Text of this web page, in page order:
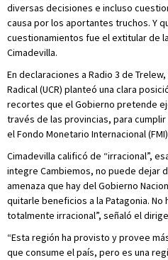
diversas decisiones e incluso
causa por los aportantes truchos. Y
cuestionamientos fue el extitular de
Cimadevilla.
En declaraciones a Radio 3 de
Radical (UCR) planteó una clara
recortes que el Gobierno pretende
través de las provincias, para
el Fondo Monetario Internacional
Cimadevilla calificó de “irracional”,
integre Cambiemos, no puede dejar
amenaza que hay del Gobierno
quitarle beneficios a la Patagonia.
totalmente irracional”, señaló el
“Esta región ha provisto y provee
que consume el país, pero es una